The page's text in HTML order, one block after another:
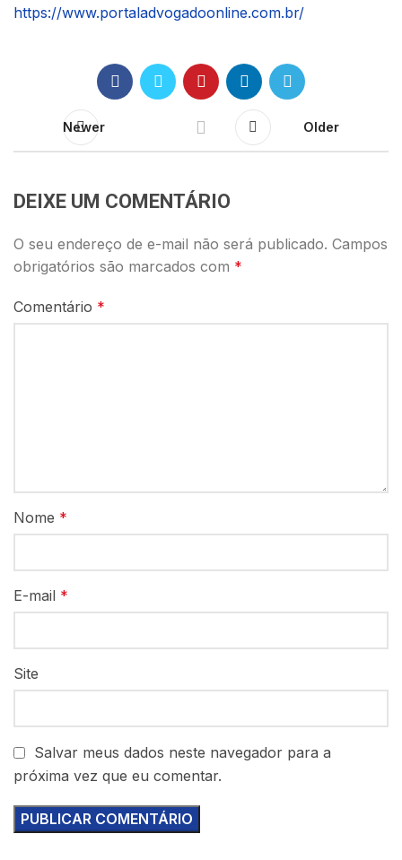
https://www.portaladvogadoonline.com.br/
Newer Older
DEIXE UM COMENTÁRIO
O seu endereço de e-mail não será publicado. Campos
obrigatórios são marcados com *
Comentário *
Nome *
E-mail *
Site
Salvar meus dados neste navegador para a
próxima vez que eu comentar.